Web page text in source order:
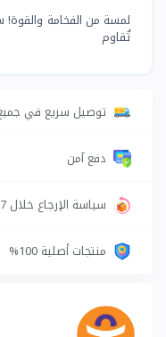
لمسة من الفخامة والقوة!
تُقاوم
توصيل سريع في جميع
دفع آمن
سياسة الإرجاع خلال 7 أيام
منتجات أصلية 100%